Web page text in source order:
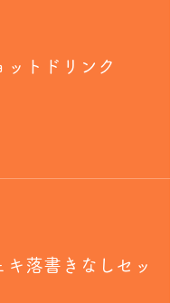
ットドリンク
キ落書きなしセッ